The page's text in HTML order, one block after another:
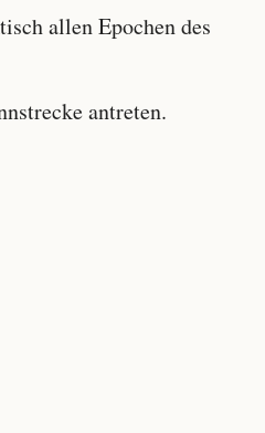
allen Epochen des
antreten.